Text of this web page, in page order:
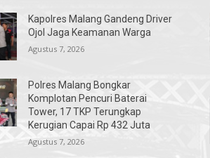
Kapolres Malang Gandeng Driver
Ojol Jaga Keamanan Warga
Agustus 7, 2026
Polres Malang Bongkar
Komplotan Pencuri Baterai
Tower, 17 TKP Terungkap
Kerugian Capai Rp 432 Juta
Agustus 7, 2026